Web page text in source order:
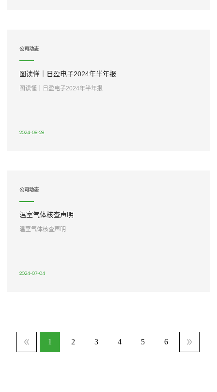
公司动态
图读懂｜日盈电子2024年半年报
图读懂｜日盈电子2024年半年报
2024-08-28
公司动态
温室气体核查声明
温室气体核查声明
2024-07-04
1 2 3 4 5 6